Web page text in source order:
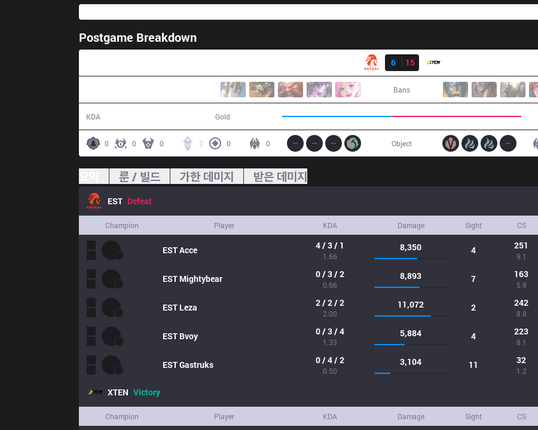
Postgame Breakdown
6
15
Bans
KDA Gold
0 0 0 2 0 0 Object
룬 / 빌드 가한 데미지 받은 데미지
EST Defeat
Champion Player KDA Damage Sight CS
ESTAcce 4 / 3 / 1
1.66
8,350 4 251
9.1
EST Mightybear 0 / 3 / 2
0.66
8,893 7 163
5.9
EST Leza 2 / 2 / 2
2.00
11,072 2 242
8.8
EST Bvoy 0 / 3 / 4
1.33
5,884 4 223
8.1
ESTGastruks 0 / 4 / 2
0.50
3,104 11 32
1.2
XTEN Victory
Champion Player KDA Damage Sight CS